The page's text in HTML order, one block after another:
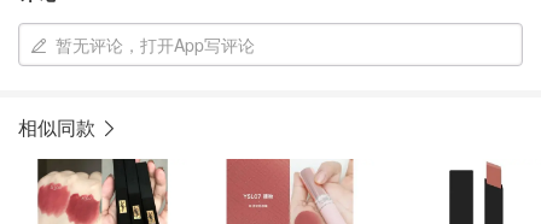
暂无评论，打开App写评论
相似同款